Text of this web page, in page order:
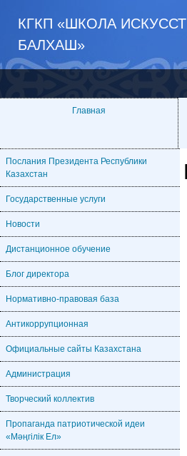
КГКП «ШКОЛА
БАЛХАШ»
Главная
Послания Президента Республики
Казахстан
Государственные услуги
Новости
Дистанционное обучение
Блог директора
Нормативно-правовая база
Антикоррупционная
Официальные сайты Казахстана
Администрация
Творческий коллектив
Пропаганда патриотической идеи
«Мәңгілік Ел»